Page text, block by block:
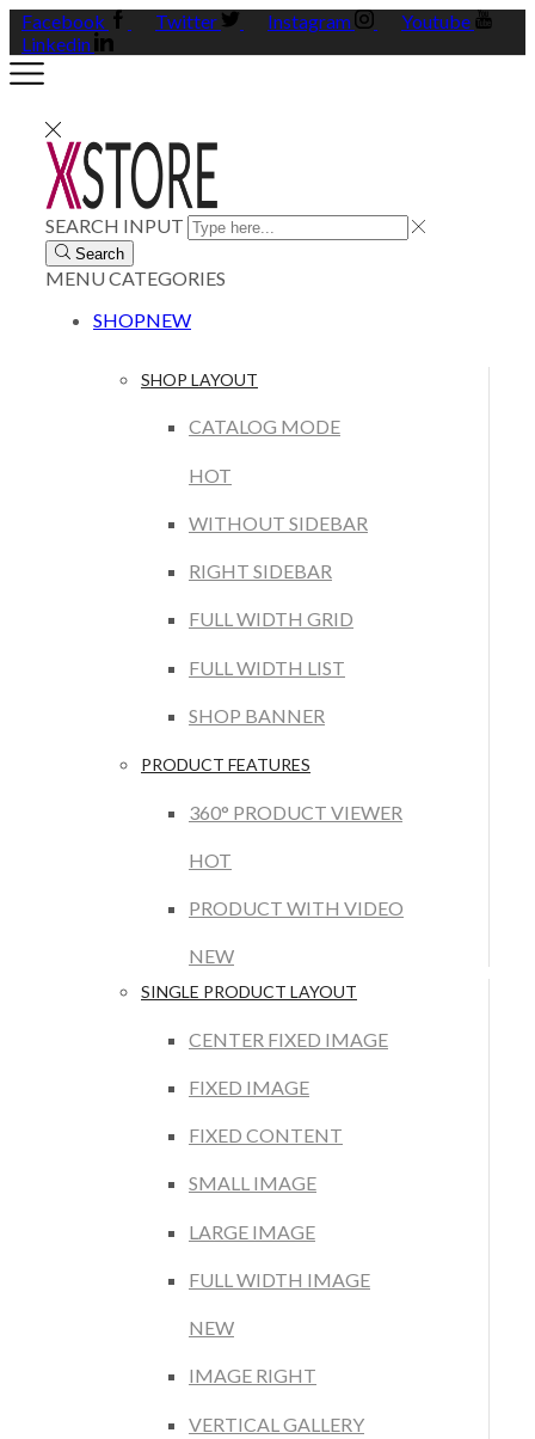
Facebook Twitter Instagram
Youtube
Linkedin
SEARCH INPUT
Search
MENUCATEGORIES
SHOPNEW
SHOP LAYOUT
CATALOG MODE
HOT
WITHOUT SIDEBAR
RIGHT SIDEBAR
FULL WIDTH GRID
FULL WIDTH LIST
SHOP BANNER
PRODUCT FEATURES
360° PRODUCT VIEWER
HOT
PRODUCT WITH VIDEO
NEW
SINGLE PRODUCT LAYOUT
CENTER FIXED IMAGE
FIXED IMAGE
FIXED CONTENT
SMALL IMAGE
LARGE IMAGE
FULL WIDTH IMAGE
NEW
IMAGE RIGHT
VERTICAL GALLERY